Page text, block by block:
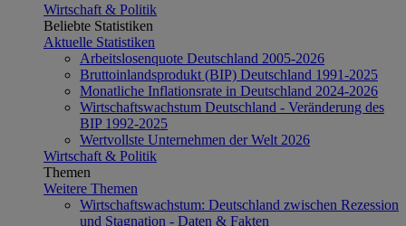
Wirtschaft & Politik
Beliebte Statistiken
Aktuelle Statistiken
Arbeitslosenquote Deutschland 2005-2026
Bruttoinlandsprodukt (BIP) Deutschland 1991-2025
Monatliche Inflationsrate in Deutschland 2024-2026
Wirtschaftswachstum Deutschland - Veränderung des
BIP 1992-2025
Wertvollste Unternehmen der Welt 2026
Wirtschaft & Politik
Themen
Weitere Themen
Wirtschaftswachstum: Deutschland zwischen Rezession
und Stagnation - Daten & Fakten